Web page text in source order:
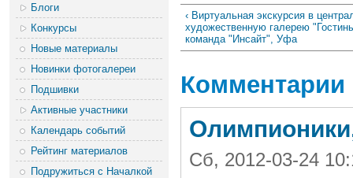
Блоги
Конкурсы
Новые материалы
Новинки фотогалереи
Подшивки
Активные участники
Календарь событий
Рейтинг материалов
Подружиться с Началкой
‹ Виртуальная экскурсия в
художественную галерею
команда "Инсайт", Уфа
Комментарии
Сб, 2012-03-24